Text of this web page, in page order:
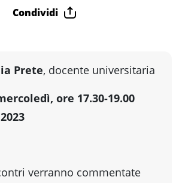
Condividi
Prete, docente universitaria
ore 17.30-19.00
verranno commentate